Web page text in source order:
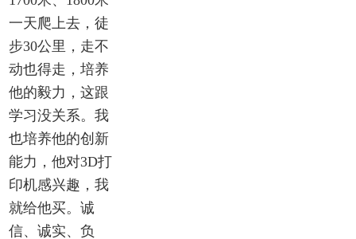
一天爬上去，徒
步30公里，走不
动也得走，培养
他的毅力，这跟
学习没关系。我
也培养他的创新
能力，他对3D打
印机感兴趣，我
就给他买。诚
信、诚实、负